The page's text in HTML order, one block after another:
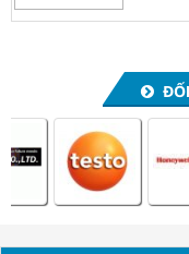
ĐỐI